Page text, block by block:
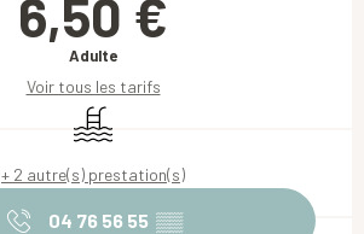
6,50 €
Adulte
Voir tous les tarifs
Piscine
+ 2 autre(s) prestation(s)
04 76 56 55 ▒▒